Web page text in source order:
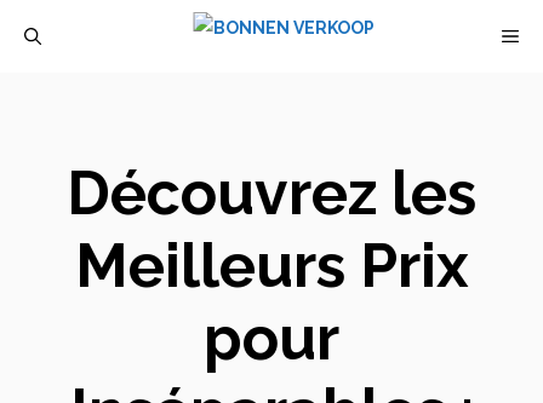
Découvrez les
Meilleurs Prix
pour